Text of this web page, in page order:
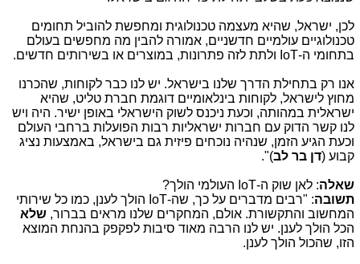
לכן, ישראל, שהיא מעצמה טכנולוגית ומחפשת להוביל תחומים
טכנולוגיים עולמיים חדשניים, אמורה להבין מה מחפשים בעולם
בתחומי ה-IoT ולתת לזה פתרונות, במוצרים או בשירותים חדשים.
אנו רק בתחילת הדרך שלנו בישראל. יש לנו כבר לקוחות, שהכרנו
מחוץ לישראל, לקוחות בינלאומיים דוגמת חברת טליט, שהיא
ישראלית במהותה, וכעת ניכנס לשוק הישראלי באופן ישיר. היה ויש
לנו קשר הדוק עם חברות ישראליות רבות הפועלות ברחבי העולם
וכעת הגיע הזמן, שנהיה נוכחים פיזית גם בישראל, באמצעות נציג
קבוע (דן בר לב)".
שאלה: לאן שוק ה-IoT העולמי הולך?
תשובה: "רבים מדברים על כך, שה-IoT הולך לענן, כמו כל שירותי
המחשוב והתקשורת. אולם, המחקרים שלנו מראים בברור, שלא
הכל הולך לענן. יש לנו הרבה מאוד סיבות לפקפק בהנחת המוצא
הזו, שהכול הולך לענן.